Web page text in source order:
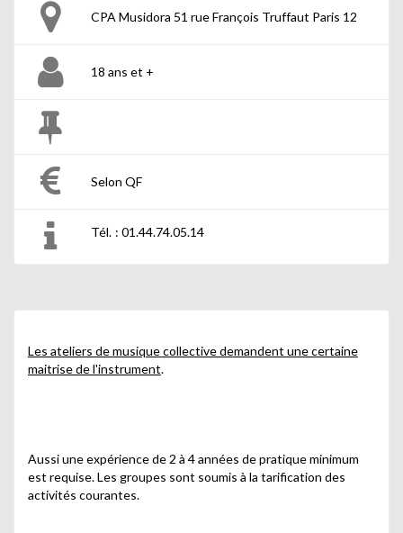
CPA Musidora 51 rue François Truffaut Paris 12
18 ans et +
Selon QF
Tél. : 01.44.74.05.14
Les ateliers de musique collective demandent une certaine
maitrise de l'instrument.
Aussi une expérience de 2 à 4 années de pratique minimum
est requise. Les groupes sont soumis à la tarification des
activités courantes.